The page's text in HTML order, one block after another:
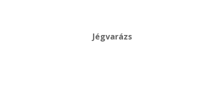
Jégvarázs